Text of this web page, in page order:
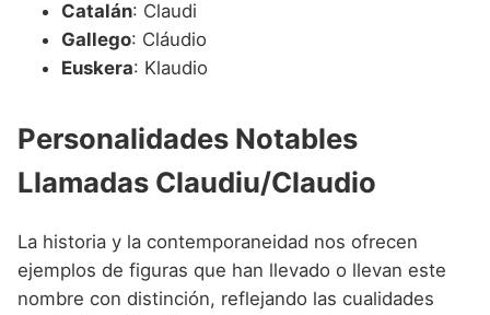
Catalán: Claudi
Gallego: Cláudio
Euskera: Klaudio
Personalidades Notables
Llamadas Claudiu/Claudio
La historia y la contemporaneidad nos ofrecen
ejemplos de figuras que han llevado o llevan este
nombre con distinción, reflejando las cualidades